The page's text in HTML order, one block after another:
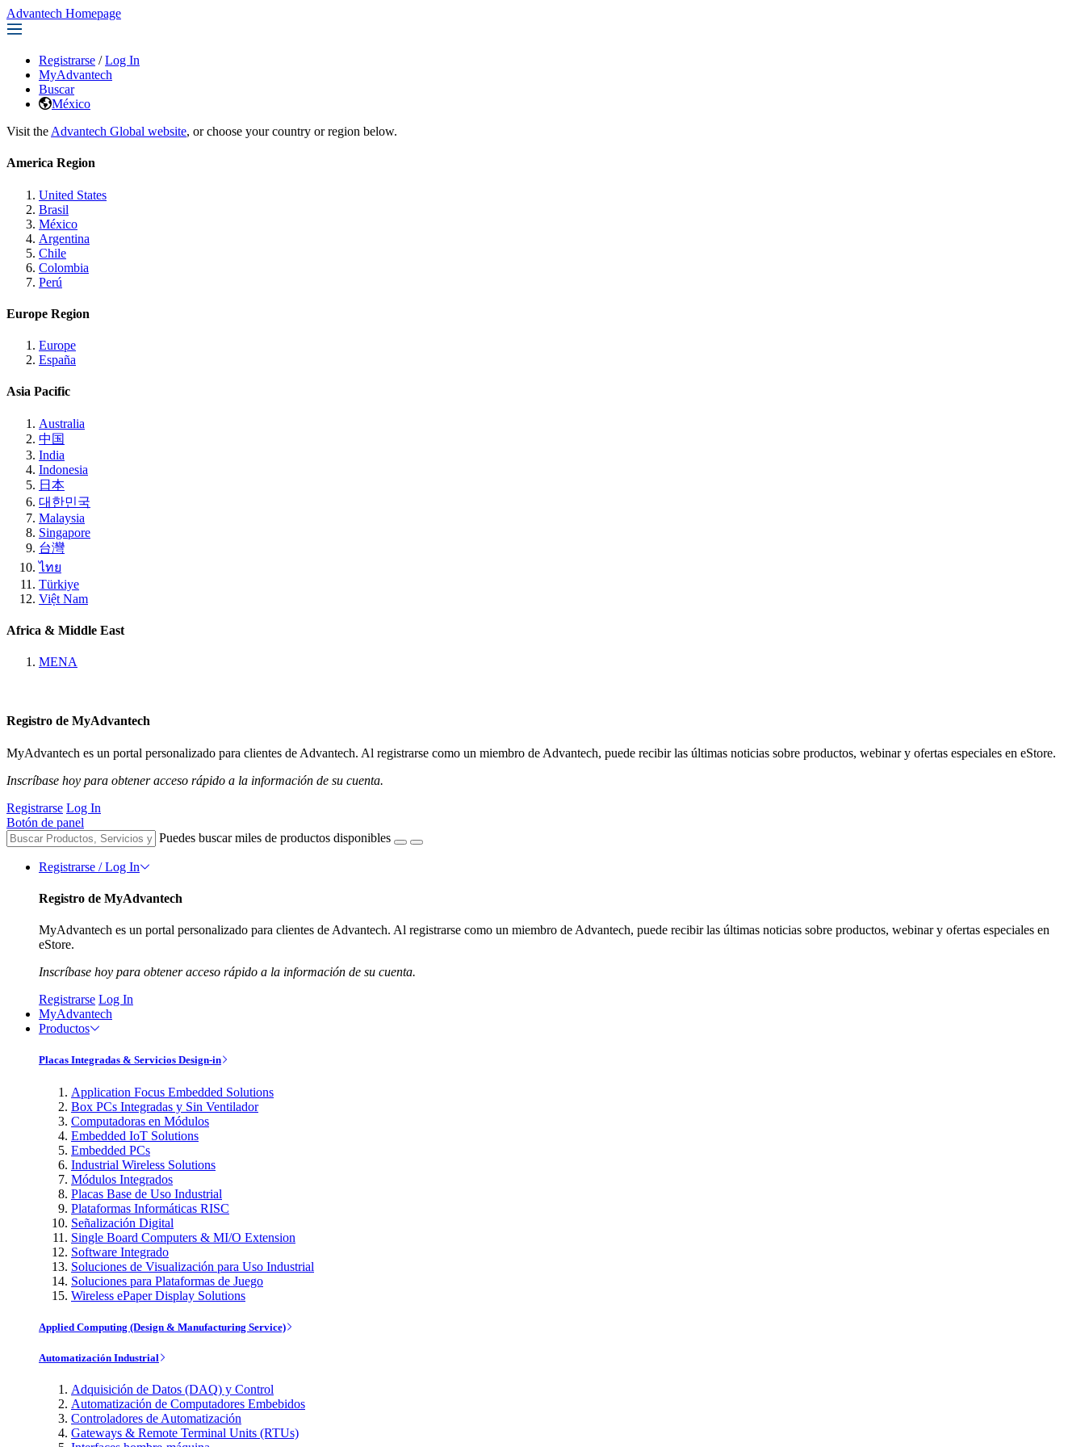
Advantech Homepage
Registrarse / Log In
MyAdvantech
Buscar
México
Visit the Advantech Global website, or choose your country or region below.
America Region
United States
Brasil
México
Argentina
Chile
Colombia
Perú
Europe Region
Europe
España
Asia Pacific
Australia
中国
India
Indonesia
日本
대한민국
Malaysia
Singapore
台灣
ไทย
Türkiye
Việt Nam
Africa & Middle East
MENA
Registro de MyAdvantech
MyAdvantech es un portal personalizado para clientes de Advantech. Al registrarse como un miembro de Advantech, puede recibir las últimas noticias sobre productos, webinar y ofertas especiales en eStore.
Inscríbase hoy para obtener acceso rápido a la información de su cuenta.
Registrarse Log In
Botón de panel
Puedes buscar miles de productos disponibles
Registrarse / Log In
Registro de MyAdvantech
MyAdvantech es un portal personalizado para clientes de Advantech. Al registrarse como un miembro de Advantech, puede recibir las últimas noticias sobre productos, webinar y ofertas especiales en
eStore.
Inscríbase hoy para obtener acceso rápido a la información de su cuenta.
Registrarse Log In
MyAdvantech
Productos
Placas Integradas & Servicios Design-in
Application Focus Embedded Solutions
Box PCs Integradas y Sin Ventilador
Computadoras en Módulos
Embedded IoT Solutions
Embedded PCs
Industrial Wireless Solutions
Módulos Integrados
Placas Base de Uso Industrial
Plataformas Informáticas RISC
Señalización Digital
Single Board Computers & MI/O Extension
Software Integrado
Soluciones de Visualización para Uso Industrial
Soluciones para Plataformas de Juego
Wireless ePaper Display Solutions
Applied Computing (Design & Manufacturing Service)
Automatización Industrial
Adquisición de Datos (DAQ) y Control
Automatización de Computadores Embebidos
Controladores de Automatización
Gateways & Remote Terminal Units (RTUs)